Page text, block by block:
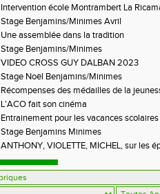
Intervention école Montrambert La
Stage Benjamins/Minimes Avril
Une assemblée dans la tradition
Stage Benjamins/Minimes
VIDEO CROSS GUY DALBAN 2023
Stage Noël Benjamins/Minimes
Récompenses des médailles de la
L'ACO fait son cinéma
Entrainement pour les vacances scolaires
Stage Benjamins Minimes
ANTHONY, VIOLETTE, MICHEL, sur les